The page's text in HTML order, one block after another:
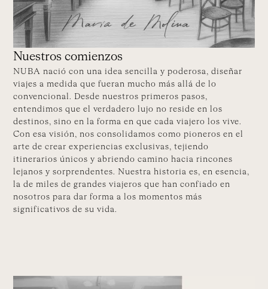
Nuestros comienzos
NUBA nació con una idea sencilla y poderosa, diseñar
viajes a medida que fueran mucho más allá de lo
convencional. Desde nuestros primeros pasos,
entendimos que el verdadero lujo no reside en los
destinos, sino en la forma en que cada viajero los vive.
Con esa visión, nos consolidamos como pioneros en el
arte de crear experiencias exclusivas, tejiendo
itinerarios únicos y abriendo camino hacia rincones
lejanos y sorprendentes. Nuestra historia es, en esencia,
la de miles de grandes viajeros que han confiado en
nosotros para dar forma a los momentos más
significativos de su vida.